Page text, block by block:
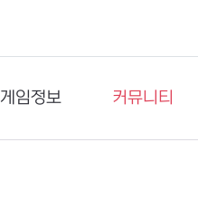
게임정보
세계관
커뮤니티
이슈게시판